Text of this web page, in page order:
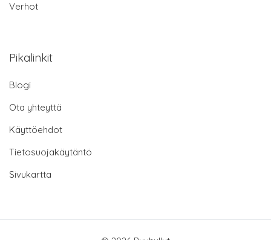
Verhot
Pikalinkit
Blogi
Ota yhteyttä
Käyttöehdot
Tietosuojakäytäntö
Sivukartta